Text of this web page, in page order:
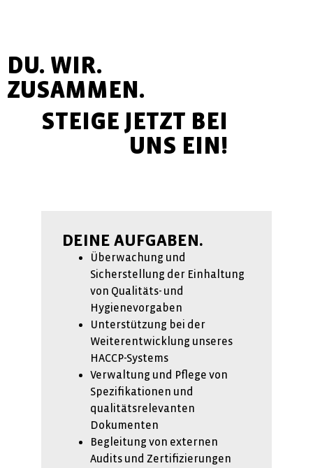
DU. WIR.
ZUSAMMEN.
STEIGE JETZT BEI
UNS EIN!
DEINE AUFGABEN.
Überwachung und
Sicherstellung der Einhaltung
von Qualitäts- und
Hygienevorgaben
Unterstützung bei der
Weiterentwicklung unseres
HACCP-Systems
Verwaltung und Pflege von
Spezifikationen und
qualitätsrelevanten
Dokumenten
Begleitung von externen
Audits und Zertifizierungen